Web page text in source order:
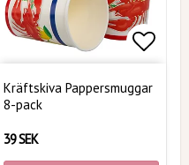
till i favoritlistan
Kräftskiva Pappersmuggar
8-pack
39 SEK